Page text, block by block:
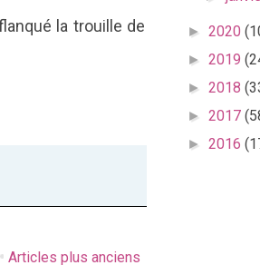
la trouille de
Articles plus anciens
► 2020
► 2019
► 2018
► 2017
► 2016